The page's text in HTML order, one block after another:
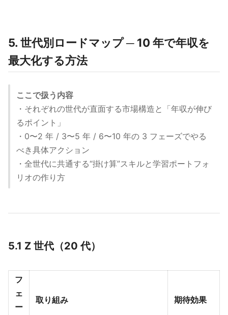
5. 世代別ロードマップ ─ 10 年で年収を
最大化する方法
ここで扱う内容
・それぞれの世代が直面する市場構造と「年収が伸び
るポイント」
・0〜2 年 / 3〜5 年 / 6〜10 年の 3 フェーズでやる
べき具体アクション
・全世代に共通する“掛け算”スキルと学習ポートフォ
リオの作り方
5.1 Z 世代（20 代）
フ
ェ
ー
取り組み 期待効果